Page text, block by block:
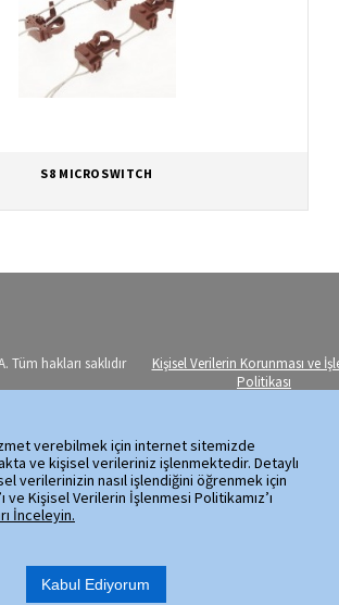
S8 MICROSWITCH
Tüm hakları saklıdır
Imalat Sanayi ve
Caddesi,
/ Istanbul
289 03 89
Kişisel Verilerin Korunması ve
Politikası
verebilmek için internet sitemizde
ve kişisel verileriniz işlenmektedir. Detaylı
verilerinizin nasıl işlendiğini öğrenmek için
ve Kişisel Verilerin İşlenmesi Politikamız’ı
İnceleyin.
Kabul Ediyorum